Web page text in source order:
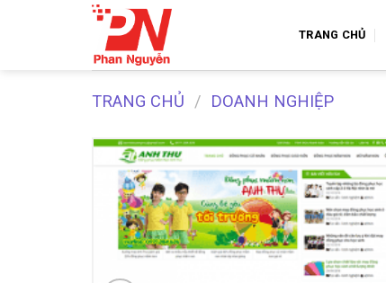
TRANG CHỦ
TRANG CHỦ / DOANH NGHIỆP